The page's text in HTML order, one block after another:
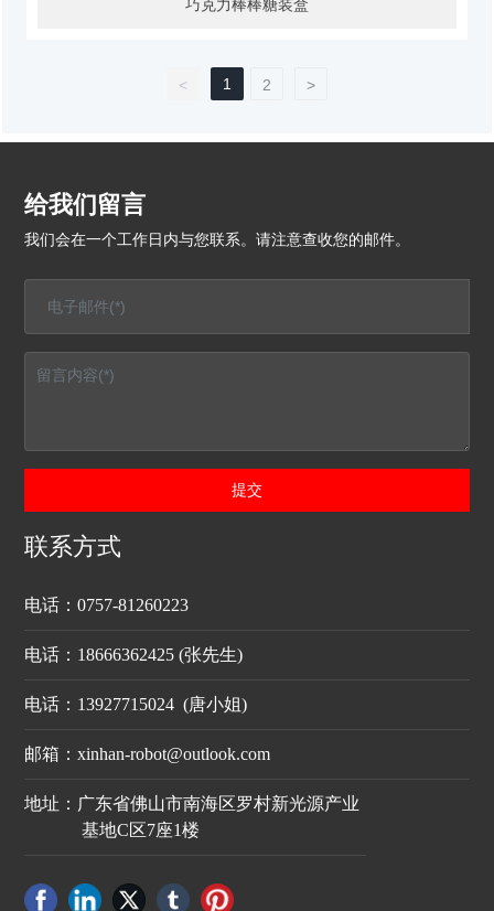
巧克力棒棒糖装盒
< 1 2 >
给我们留言
我们会在一个工作日内与您联系。请注意查收您的邮件。
提交
联系方式
电话：0757-81260223
电话： 18666362425 (张先生)
电话： 13927715024 (唐小姐)
邮箱：xinhan-robot@outlook.com
地址：广东省佛山市南海区罗村新光源产业
基地C区7座1楼